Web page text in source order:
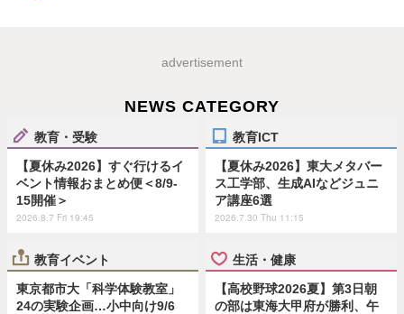
advertisement
NEWS CATEGORY
教育・受験
【夏休み2026】すぐ行けるイ
ベント情報おまとめ便＜8/9-
15開催＞
2026.8.7 Fri 19:45
教育ICT
【夏休み2026】東大メタバー
ス工学部、生成AIなどジュニ
ア講座6選
2026.7.30 Thu 11:15
教育イベント
東京都市大「科学体験教室」
24の実験企画…小中向け9/6
生活・健康
【高校野球2026夏】第3日朝
の部は東海大甲府が勝利、午